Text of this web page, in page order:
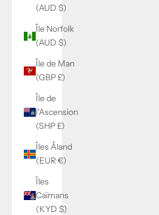
(AUD $)
Île Norfolk
(AUD $)
Île de Man
(GBP £)
Île de
l’Ascension
(SHP £)
Îles Åland
(EUR €)
Îles
Caïmans
(KYD $)